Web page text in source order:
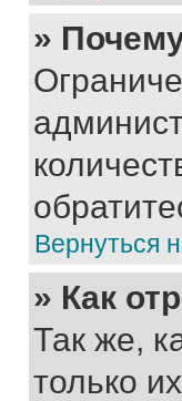
»
Вернуться
» Как
Так же,
только